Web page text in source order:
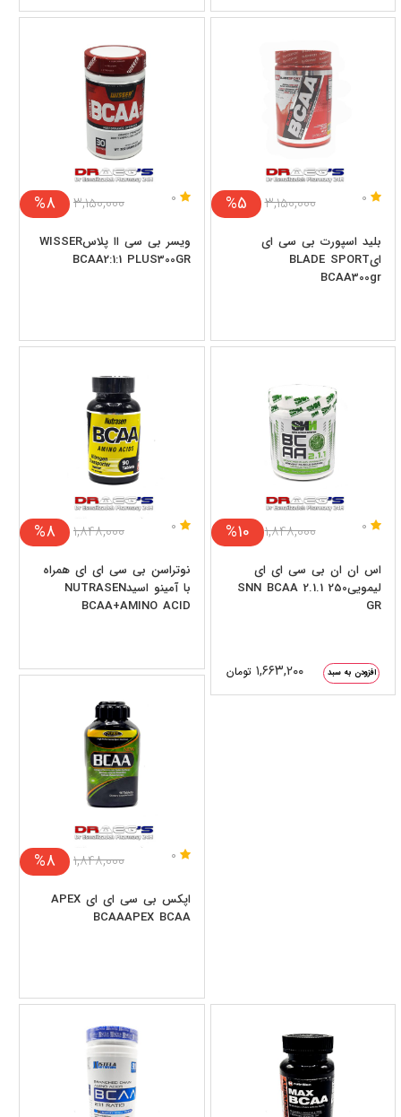
0
%5 ۳,۱۵۰,۰۰۰
بلید اسپورت بی سی ای
ایBLADE SPORT
BCAA300gr
0
%8 ۳,۱۵۰,۰۰۰
ویسر بی سی اا پلاسWISSER
BCAA2:1:1 PLUS300GR
0
%10 ۱,۸۴۸,۰۰۰
اس ان ان بی سی ای ای
لیموییSNN BCAA 2.1.1 250
GR
افزودن به سبد ۱,۶۶۳,۲۰۰ تومان
0
%8 ۱,۸۴۸,۰۰۰
نوتراسن بی سی ای ای همراه
با آمینو اسیدNUTRASEN
BCAA+AMINO ACID
0
%8 ۱,۸۴۸,۰۰۰
اپکس بی سی ای ای APEX
BCAAAPEX BCAA